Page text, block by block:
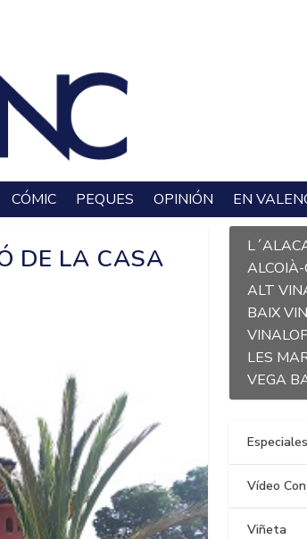
CÓMIC PEQUES OPINIÓN EN
DE LA CASA
ALT
BAIX
LES
VEGA
Especiales
Vídeo
Viñeta